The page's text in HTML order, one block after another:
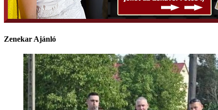
Zenekar Ajánló